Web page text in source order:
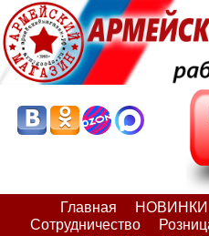
Главная НОВИНКИ
Сотрудничество